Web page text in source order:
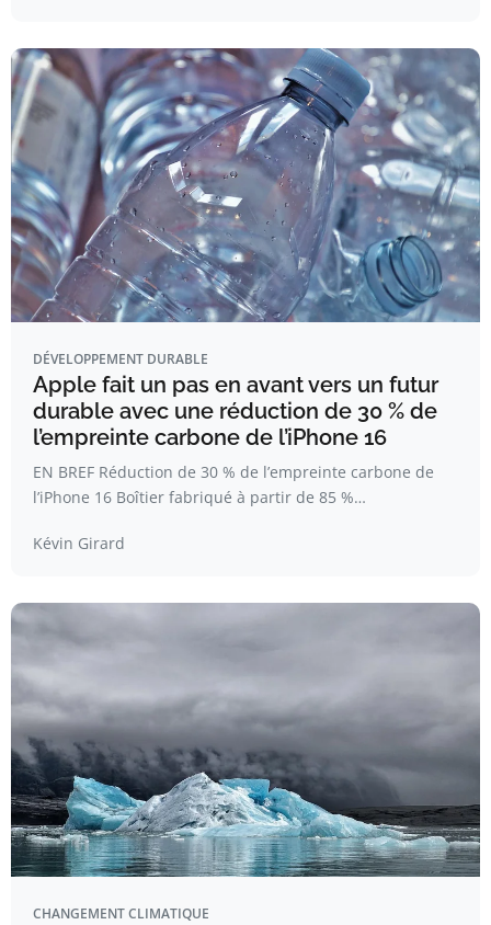
DÉVELOPPEMENT DURABLE
Apple fait un pas en avant vers un futur
durable avec une réduction de 30 % de
l’empreinte carbone de l’iPhone 16
EN BREF Réduction de 30 % de l’empreinte carbone de
l’iPhone 16 Boîtier fabriqué à partir de 85 %…
Kévin Girard
CHANGEMENT CLIMATIQUE